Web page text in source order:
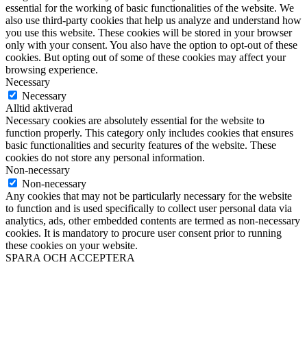
essential for the working of basic functionalities of the website. We
also use third-party cookies that help us analyze and understand how
you use this website. These cookies will be stored in your browser
only with your consent. You also have the option to opt-out of these
cookies. But opting out of some of these cookies may affect your
browsing experience.
Necessary
Necessary
Alltid aktiverad
Necessary cookies are absolutely essential for the website to
function properly. This category only includes cookies that ensures
basic functionalities and security features of the website. These
cookies do not store any personal information.
Non-necessary
Non-necessary
Any cookies that may not be particularly necessary for the website
to function and is used specifically to collect user personal data via
analytics, ads, other embedded contents are termed as non-necessary
cookies. It is mandatory to procure user consent prior to running
these cookies on your website.
SPARA OCH ACCEPTERA